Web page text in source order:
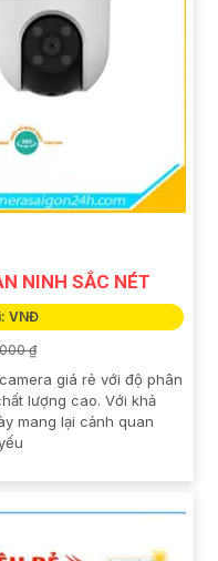
NINH SẮC NÉT
VNĐ
₫
giá rẻ với độ phân
lượng cao. Với khả
mang lại cảnh quan